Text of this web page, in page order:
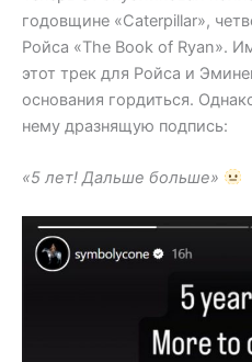
годовщине «Caterpillar»,
Ройса «The Book of Ryan».
этот трек для Ройса и
основания гордиться.
нему дразнящую подпись:
«5 лет! Дальше больше»